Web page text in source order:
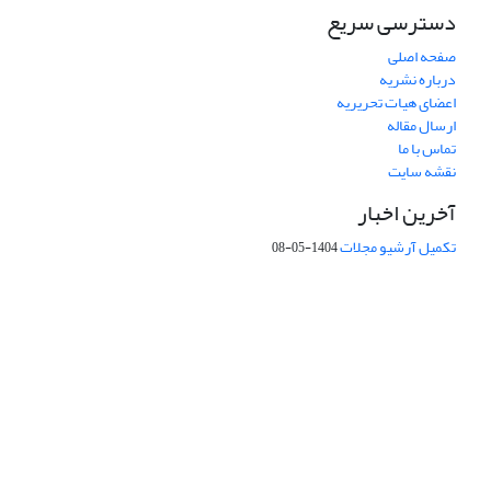
دسترسی سریع
صفحه اصلی
درباره نشریه
اعضای هیات تحریریه
ارسال مقاله
تماس با ما
نقشه سایت
آخرین اخبار
تکمیل آرشیو مجلات1404-05-08